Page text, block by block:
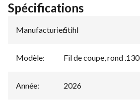
Spécifications
Manufacturier:
Stihl
Modèle: Fil de coupe, rond .130
Année: 2026